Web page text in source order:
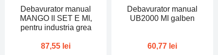
Debavurator manual
MANGO II SET E MI,
pentru industria grea
87,55 lei
Debavurator manual
UB2000 MI galben
60,77 lei